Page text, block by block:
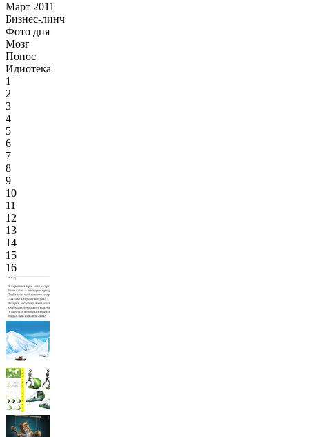
Март 2011
Бизнес-линч
Фото дня
Мозг
Понос
Идиотека
1
2
3
4
5
6
7
8
9
10
11
12
13
14
15
16